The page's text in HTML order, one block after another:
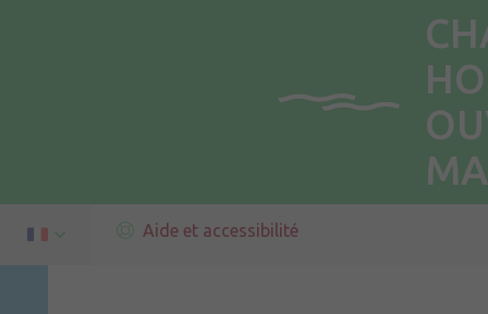
Aide et accessibilité